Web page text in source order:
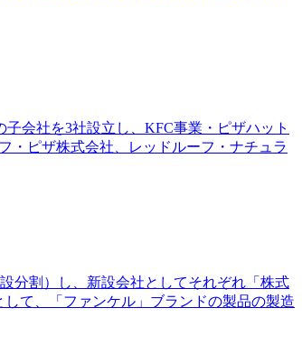
会社を3社設立し、KFC事業・ピザハット
・ピザ株式会社、レッドルーフ・ナチュラ
分割）し、新設会社としてそれぞれ「株式
て、「ファンケル」ブランドの製品の製造